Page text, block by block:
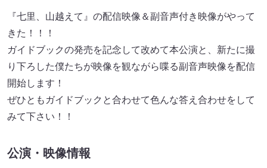
『七里、山越えて』の配信映像＆副音声付き映像がやって
きた！！！
ガイドブックの発売を記念して改めて本公演と、新たに撮
り下ろした僕たちが映像を観ながら喋る副音声映像を配信
開始します！
ぜひともガイドブックと合わせて色んな答え合わせをして
みて下さい！！
公演・映像情報